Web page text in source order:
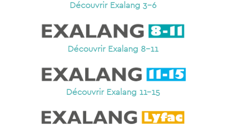
Découvrir Exalang 3-6
Découvrir Exalang 8-11
Découvrir Exalang 11-15